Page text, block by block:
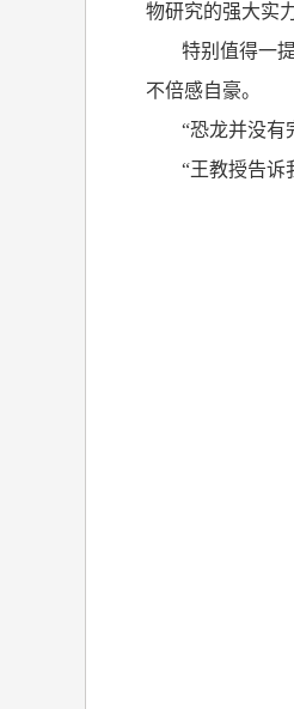
物研究的强大实力
特别值得一
不倍感自豪。
“恐龙并没有
“王教授告诉